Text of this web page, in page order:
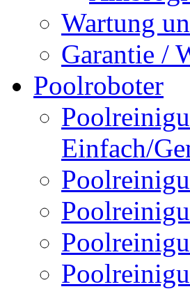
Wartung
Garantie /
Poolroboter
Einfach/